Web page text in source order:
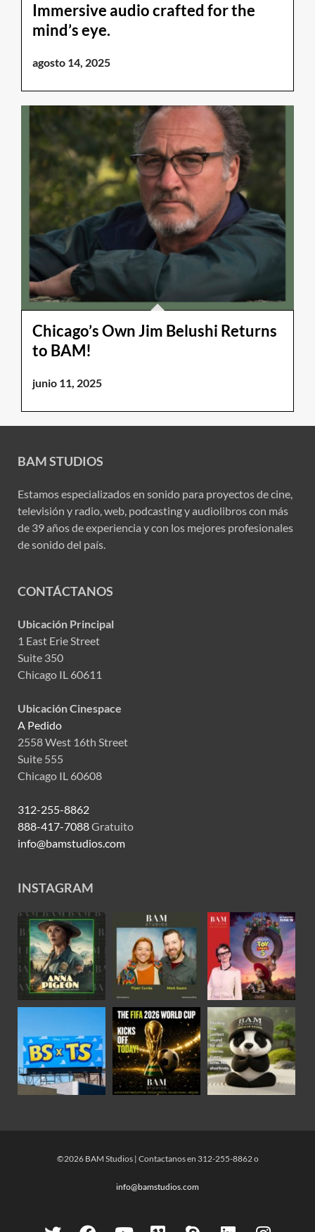
Immersive audio crafted for the
mind’s eye.
agosto 14, 2025
Chicago’s Own Jim Belushi Returns
to BAM!
junio 11, 2025
BAM STUDIOS
Estamos especializados en sonido para proyectos de cine,
televisión y radio, web, podcasting y audiolibros con más
de 39 años de experiencia y con los mejores profesionales
de sonido del país.
CONTÁCTANOS
Ubicación Principal
1 East Erie Street
Suite 350
Chicago IL 60611
Ubicación Cinespace
A Pedido
2558 West 16th Street
Suite 555
Chicago IL 60608
312-255-8862
888-417-7088Gratuito
info@bamstudios.com
INSTAGRAM
©2026 BAM Studios | Contactanos en 312-255-8862 o
info@bamstudios.com